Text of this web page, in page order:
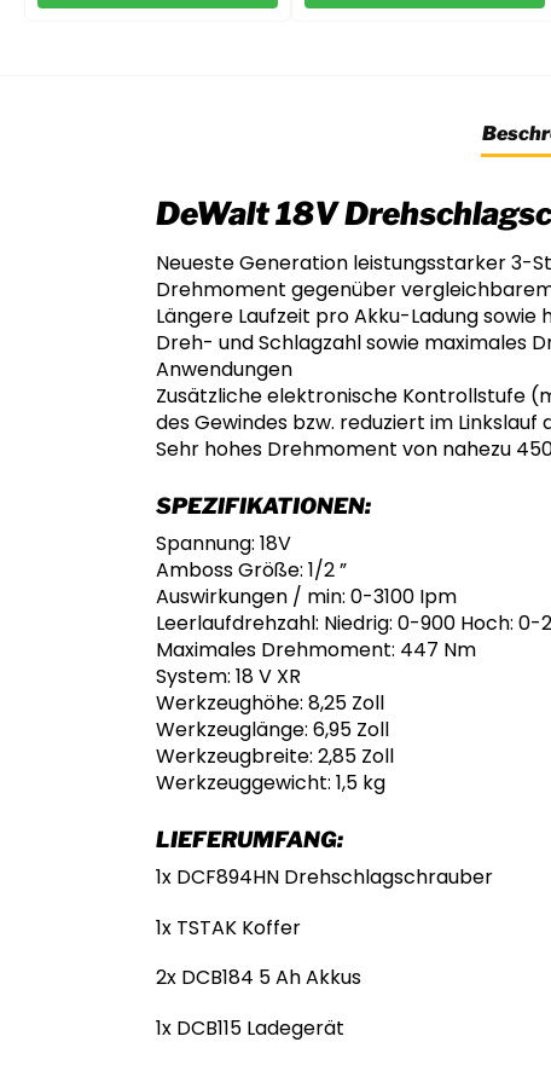
DeWalt 18V
Neueste Generation leistungsstarker 3-
Drehmoment gegenüber
Längere Laufzeit pro Akku-Ladung
Dreh- und Schlagzahl sowie maximales
Anwendungen
Zusätzliche elektronische Kontrollstufe
des Gewindes bzw. reduziert im
Sehr hohes Drehmoment von nahezu
SPEZIFIKATIONEN:
Spannung: 18V
Amboss Größe: 1/2 ”
Auswirkungen / min: 0-3100 Ipm
Leerlaufdrehzahl: Niedrig: 0-900 Hoch: 0-
Maximales Drehmoment: 447 Nm
System: 18 V XR
Werkzeughöhe: 8,25 Zoll
Werkzeuglänge: 6,95 Zoll
Werkzeugbreite: 2,85 Zoll
Werkzeuggewicht: 1,5 kg
LIEFERUMFANG:
1x DCF894HN Drehschlagschrauber
1x TSTAK Koffer
2x DCB184 5 Ah Akkus
1x DCB115 Ladegerät